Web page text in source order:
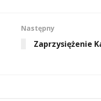
Następny
Zaprzysiężenie